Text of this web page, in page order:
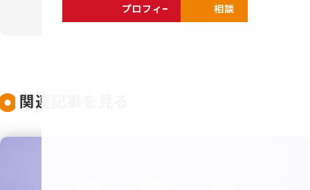
プロフィールを見る 相談する
関連記事を見る